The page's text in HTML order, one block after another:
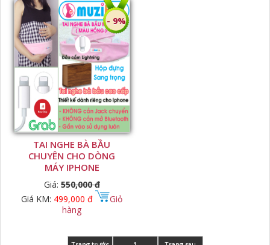
TAI NGHE BÀ BẦU
CHUYÊN CHO DÒNG
MÁY IPHONE
Giá: 550,000 đ
Giá KM: 499,000 đ
Giỏ
hàng
- 9%